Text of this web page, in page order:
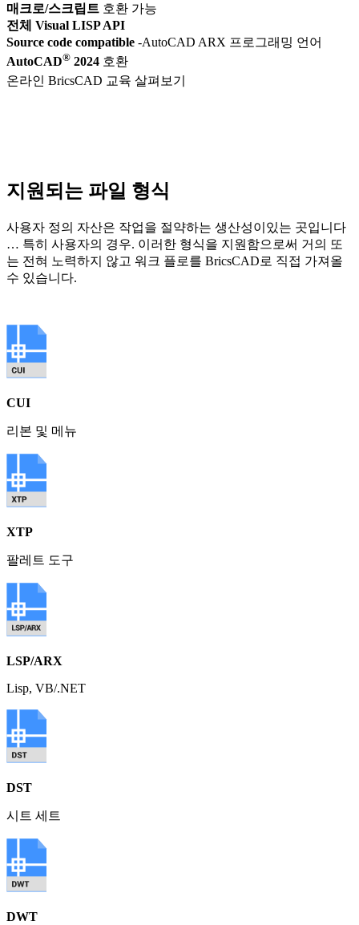
매크로/스크립트 호환 가능
전체 Visual LISP API
Source code compatible -AutoCAD ARX 프로그래밍 언어
AutoCAD® 2024 호환
온라인 BricsCAD 교육 살펴보기
지원되는 파일 형식
사용자 정의 자산은 작업을 절약하는 생산성이있는 곳입니다
… 특히 사용자의 경우. 이러한 형식을 지원함으로써 거의 또
는 전혀 노력하지 않고 워크 플로를 BricsCAD로 직접 가져올
수 있습니다.
CUI
리본 및 메뉴
XTP
팔레트 도구
LSP/ARX
Lisp, VB/.NET
DST
시트 세트
DWT